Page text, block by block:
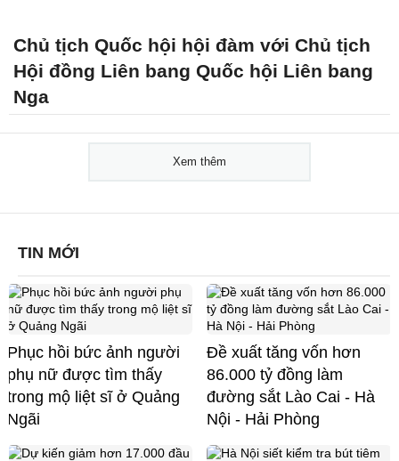
Chủ tịch Quốc hội hội đàm với Chủ tịch
Hội đồng Liên bang Quốc hội Liên bang
Nga
Xem thêm
TIN MỚI
Phục hồi bức ảnh người
phụ nữ được tìm thấy
trong mộ liệt sĩ ở Quảng
Ngãi
Đề xuất tăng vốn hơn
86.000 tỷ đồng làm
đường sắt Lào Cai - Hà
Nội - Hải Phòng